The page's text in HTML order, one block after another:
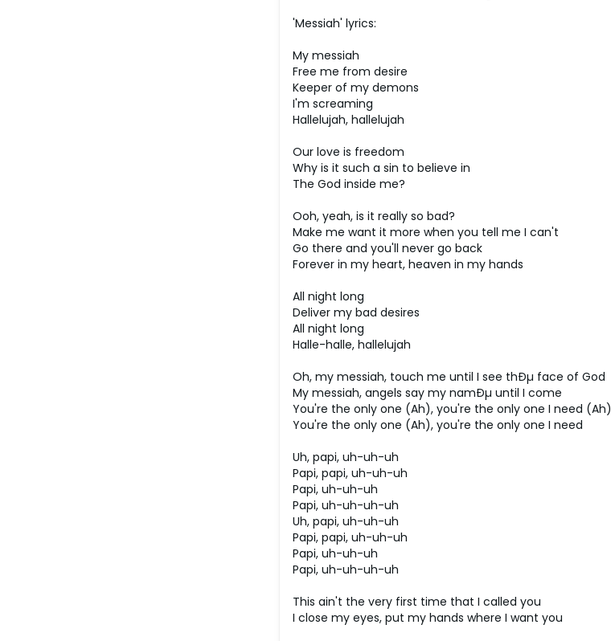
'Messiah' lyrics:
My messiah
Free me from desire
Keeper of my demons
I'm screaming
Hallelujah, hallelujah
Our love is freedom
Why is it such a sin to believe in
The God inside me?
Ooh, yeah, is it really so bad?
Make me want it more when you tell me I can't
Go there and you'll never go back
Forever in my heart, heaven in my hands
All night long
Deliver my bad desires
All night long
Halle-halle, hallelujah
Oh, my messiah, touch me until I see thÐµ face of God
My messiah, angels say my namÐµ until I come
You're the only one (Ah), you're the only one I need (Ah)
You're the only one (Ah), you're the only one I need
Uh, papi, uh-uh-uh
Papi, papi, uh-uh-uh
Papi, uh-uh-uh
Papi, uh-uh-uh-uh
Uh, papi, uh-uh-uh
Papi, papi, uh-uh-uh
Papi, uh-uh-uh
Papi, uh-uh-uh-uh
This ain't the very first time that I called you
I close my eyes, put my hands where I want you